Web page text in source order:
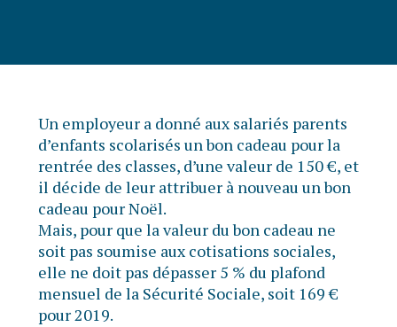
Un employeur a donné aux salariés parents
d’enfants scolarisés un bon cadeau pour la
rentrée des classes, d’une valeur de 150 €, et
il décide de leur attribuer à nouveau un bon
cadeau pour Noël.
Mais, pour que la valeur du bon cadeau ne
soit pas soumise aux cotisations sociales,
elle ne doit pas dépasser 5 % du plafond
mensuel de la Sécurité Sociale, soit 169 €
pour 2019.